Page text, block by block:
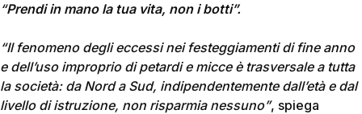
“Prendi in mano la tua vita, non i botti”.
“Il fenomeno degli eccessi nei festeggiamenti di fine anno
e dell’uso improprio di petardi e micce è trasversale a tutta
la società: da Nord a Sud, indipendentemente dall’età e dal
livello di istruzione, non risparmia nessuno”, spiega